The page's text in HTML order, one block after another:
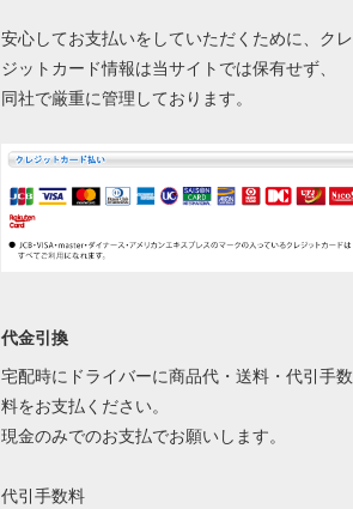
安心してお支払いをしていただくために、クレ
ジットカード情報は当サイトでは保有せず、
同社で厳重に管理しております。
代金引換
宅配時にドライバーに商品代・送料・代引手数
料をお支払ください。
現金のみでのお支払でお願いします。
代引手数料